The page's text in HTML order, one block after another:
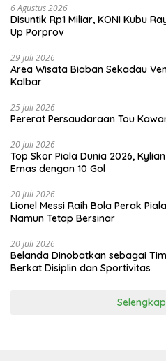
6 Agustus 2026
Disuntik Rp1 Miliar, KONI Kubu
Up Porprov
29 Juli 2026
Area Wisata Biaban Sekadau
Kalbar
25 Juli 2026
Pererat Persaudaraan Tou
20 Juli 2026
Top Skor Piala Dunia 2026,
Emas dengan 10 Gol
20 Juli 2026
Lionel Messi Raih Bola Perak
Namun Tetap Bersinar
20 Juli 2026
Belanda Dinobatkan sebagai
Berkat Disiplin dan Sportivitas